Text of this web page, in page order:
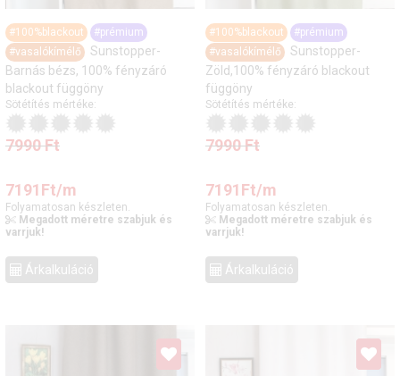
#100%blackout
#prémium
#vasalókímélő
Sunstopper-
Barnás bézs, 100% fényzáró
blackout függöny
Sötétítés mértéke:
7990Ft
7191Ft/m
Folyamatosan készleten.
Megadott méretre szabjuk és
varrjuk!
Árkalkuláció
#100%blackout
#prémium
#vasalókímélő
Sunstopper-
Zöld,100% fényzáró blackout
függöny
Sötétítés mértéke:
7990Ft
7191Ft/m
Folyamatosan készleten.
Megadott méretre szabjuk és
varrjuk!
Árkalkuláció